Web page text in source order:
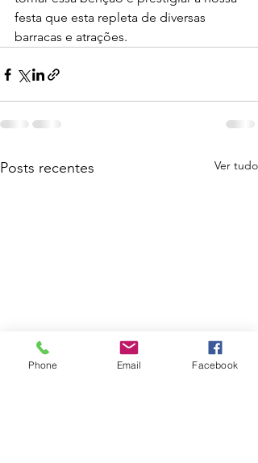
festa que esta repleta de diversas
barracas e atrações.
Posts recentes Ver tudo
Phone Email Facebook